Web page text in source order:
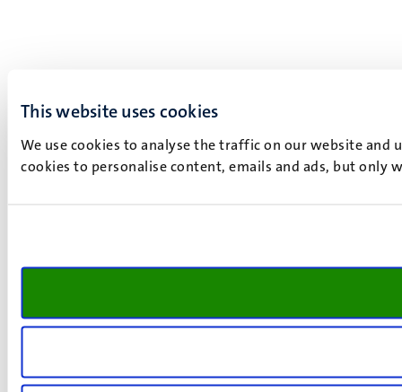
This website uses cookies
We use cookies to analyse the traffic on our website and
cookies to personalise content, emails and ads, but only